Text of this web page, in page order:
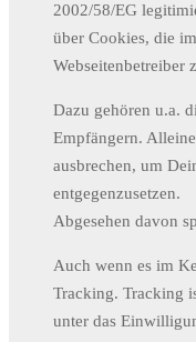
2002/58/EG
über Cookies, die
Webseitenbetreiber
Dazu gehören u.a.
Empfängern.
ausbrechen, um
entgegenzusetzen.
Abgesehen davon
Auch wenn es im
Tracking. Tracking
unter das